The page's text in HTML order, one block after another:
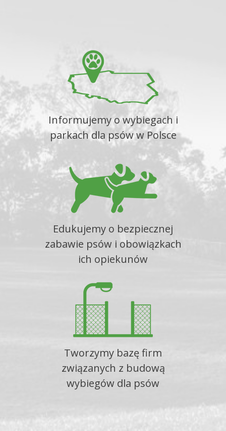
Informujemy o wybiegach i
parkach dla psów w Polsce
Edukujemy o bezpiecznej
zabawie psów i obowiązkach
ich opiekunów
Tworzymy bazę firm
związanych z budową
wybiegów dla psów